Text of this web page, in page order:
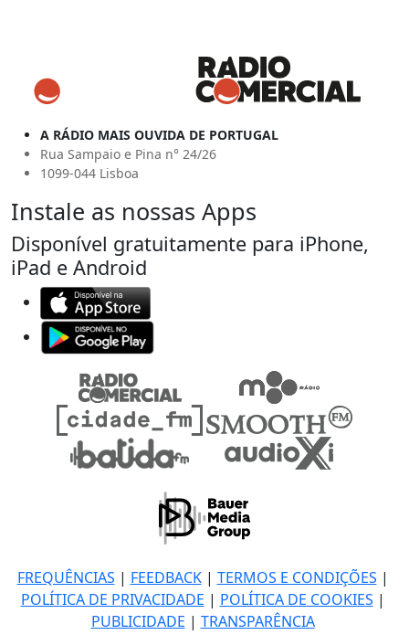
A RÁDIO MAIS OUVIDA DE PORTUGAL
Rua Sampaio e Pina n° 24/26
1099-044 Lisboa
Instale as nossas Apps
Disponível gratuitamente para iPhone,
iPad e Android
FREQUÊNCIAS | FEEDBACK| TERMOS E CONDIÇÕES |
POLÍTICA DE PRIVACIDADE | POLÍTICA DE COOKIES |
PUBLICIDADE | TRANSPARÊNCIA